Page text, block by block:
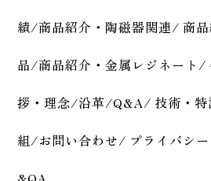
績/商品紹介・陶磁器関連/ 商
品/商品紹介・金属レジネート /
拶・理念/沿革/Q&A/ 技術・特
組/お問い合わせ/ プライバシ